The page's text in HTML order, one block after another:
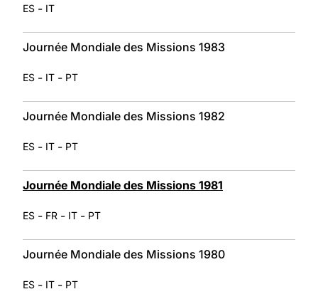
ES - IT
Journée Mondiale des Missions 1983
ES - IT - PT
Journée Mondiale des Missions 1982
ES - IT - PT
Journée Mondiale des Missions 1981
ES - FR - IT - PT
Journée Mondiale des Missions 1980
ES - IT - PT